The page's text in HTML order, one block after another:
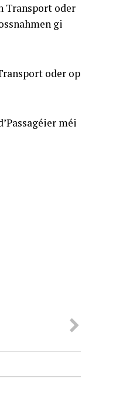
Transport oder
gi
oder op
méi